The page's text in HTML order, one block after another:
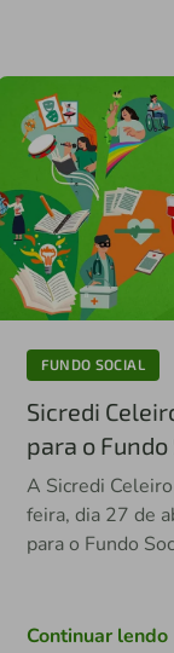
FUNDO SOCIAL
Sicredi
para o
A Sicredi
feira, dia 27 de
para o Fundo
Continuar lendo